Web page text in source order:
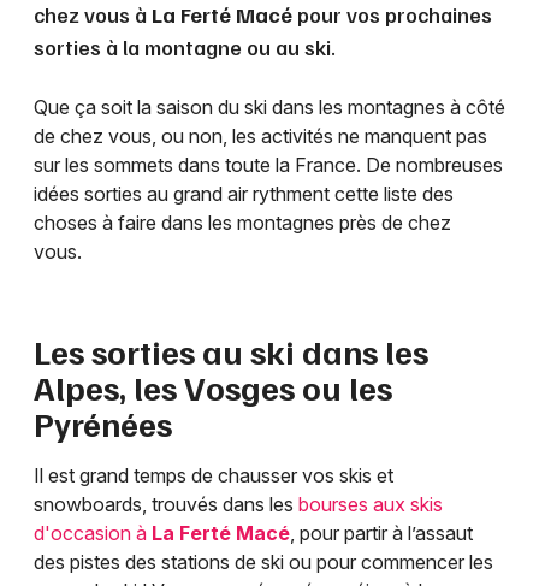
chez vous à La Ferté Macé pour vos prochaines
sorties à la montagne ou au ski.
Que ça soit la saison du ski dans les montagnes à côté
de chez vous, ou non, les activités ne manquent pas
sur les sommets dans toute la France. De nombreuses
idées sorties au grand air rythment cette liste des
choses à faire dans les montagnes près de chez
vous.
Les sorties au ski dans les
Alpes, les Vosges ou les
Pyrénées
Il est grand temps de chausser vos skis et
snowboards, trouvés dans les bourses aux skis
d'occasion à La Ferté Macé, pour partir à l’assaut
des pistes des stations de ski ou pour commencer les